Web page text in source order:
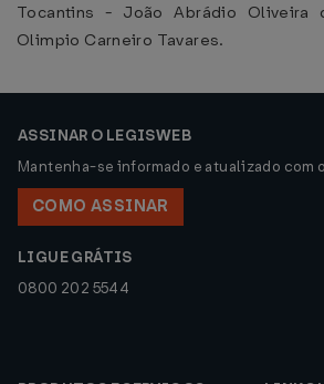
Tocantins - João Abrádio Oliveira
Olimpio Carneiro Tavares.
ASSINAR O LEGISWEB
Mantenha-se informado e atualizado com
COMO ASSINAR
LIGUE GRÁTIS
0800 202 5544